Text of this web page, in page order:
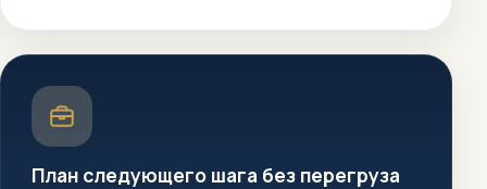
План следующего шага без перегруза